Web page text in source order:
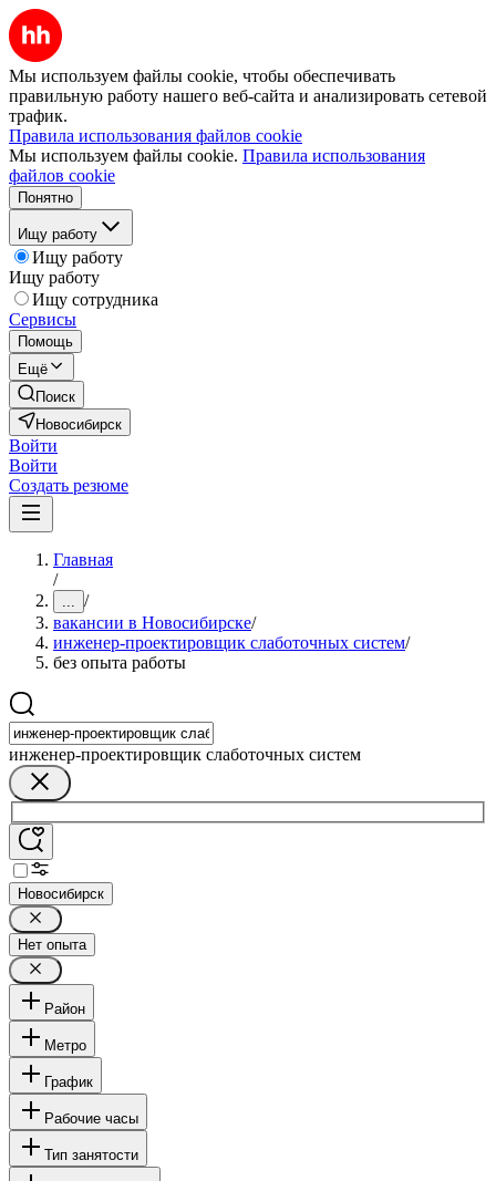
Мы используем файлы cookie, чтобы обеспечивать
правильную работу нашего веб-сайта и анализировать сетевой
трафик.
Правила использования файлов cookie
Мы используем файлы cookie. Правила использования
файлов cookie
Понятно
Ищу работу
Ищу работу
Ищу работу
Ищу сотрудника
Сервисы
Помощь
Ещё
Поиск
Новосибирск
Войти
Войти
Создать резюме
Главная
/
... /
вакансии в Новосибирске/
инженер-проектировщик слаботочных систем/
без опыта работы
инженер-проектировщик слаботочных систем
Новосибирск
Нет опыта
Район
Метро
График
Рабочие часы
Тип занятости